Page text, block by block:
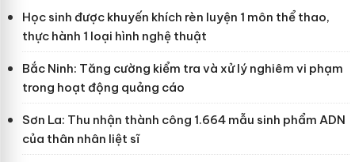
Học sinh được khuyến khích rèn luyện 1 môn thể thao,
thực hành 1 loại hình nghệ thuật
Bắc Ninh: Tăng cường kiểm tra và xử lý nghiêm vi phạm
trong hoạt động quảng cáo
Sơn La: Thu nhận thành công 1.664 mẫu sinh phẩm ADN
của thân nhân liệt sĩ